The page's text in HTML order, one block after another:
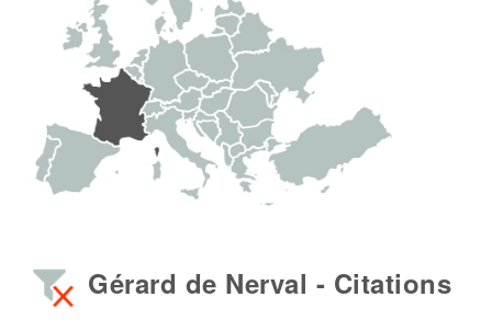
Gérard de Nerval - Citations